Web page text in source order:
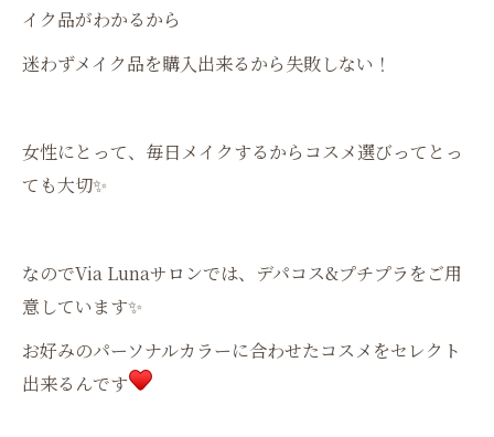
イク品がわかるから
迷わずメイク品を購入出来るから失敗しない！
女性にとって、毎日メイクするからコスメ選びってとっ
ても大切✨
なのでVia Lunaサロンでは、デパコス&プチプラをご用
意しています✨
お好みのパーソナルカラーに合わせたコスメをセレクト
出来るんです